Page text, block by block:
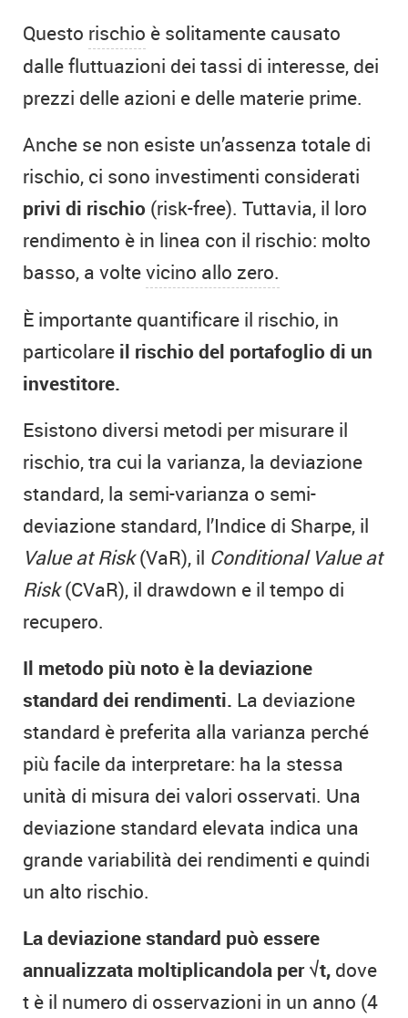
Questo rischio è solitamente causato
dalle fluttuazioni dei tassi di interesse, dei
prezzi delle azioni e delle materie prime.
Anche se non esiste un’assenza totale di
rischio, ci sono investimenti considerati
privi di rischio (risk-free). Tuttavia, il loro
rendimento è in linea con il rischio: molto
basso, a voltevicino allo zero.
È importante quantificare il rischio, in
particolare il rischio del portafoglio di un
investitore.
Esistono diversi metodi per misurare il
rischio, tra cui la varianza, la deviazione
standard, la semi-varianza o semi-
deviazione standard, l’Indice di Sharpe, il
Value at Risk(VaR), il Conditional Value at
Risk(CVaR), il drawdown e il tempo di
recupero.
Il metodo più noto è la deviazione
standard dei rendimenti. La deviazione
standard è preferita alla varianza perché
più facile da interpretare: ha la stessa
unità di misura dei valori osservati. Una
deviazione standard elevata indica una
grande variabilità dei rendimenti e quindi
un alto rischio.
La deviazione standard può essere
annualizzata moltiplicandola per √t, dove
t è il numero di osservazioni in un anno (4